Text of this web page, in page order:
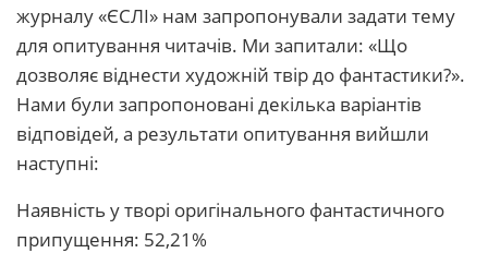
журналу «ЄСЛІ» нам запропонували задати тему
для опитування читачів. Ми запитали: «Що
дозволяє віднести художній твір до фантастики?».
Нами були запропоновані декілька варіантів
відповідей, а результати опитування вийшли
наступні:
Наявність у творі оригінального фантастичного
припущення: 52,21%